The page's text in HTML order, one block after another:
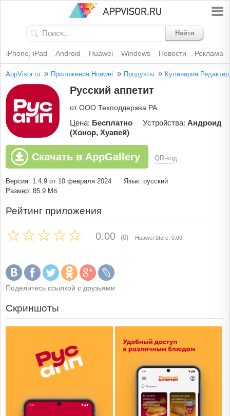
Найти
iPhone, iPad Android Huawei Windows Новости Реклама
AppVisor.ru » Приложения Huawei » Продукты » Кулинария
Русский аппетит
от ООО Техподдержка РА
Цена: Бесплатно Устройства: Андроид
(Хонор, Хуавей)
Скачать в AppGallery QR-код
Версия: 1.4.9 от 10 февраля 2024
Язык: русский
Размер: 85.9 Мб
Рейтинг приложения
0.00 (0) Huawei Store: 0.00
Поделитесь ссылкой с друзьями
Скриншоты